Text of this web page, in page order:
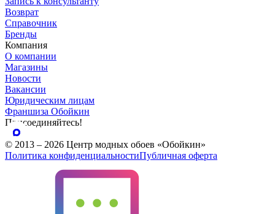
Возврат
Справочник
Бренды
Компания
О компании
Магазины
Новости
Вакансии
Юридическим лицам
Франшиза Обойкин
Присоединяйтесь!
© 2013 – 2026 Центр модных обоев «Обойкин»
Политика конфиденциальностиПубличная оферта